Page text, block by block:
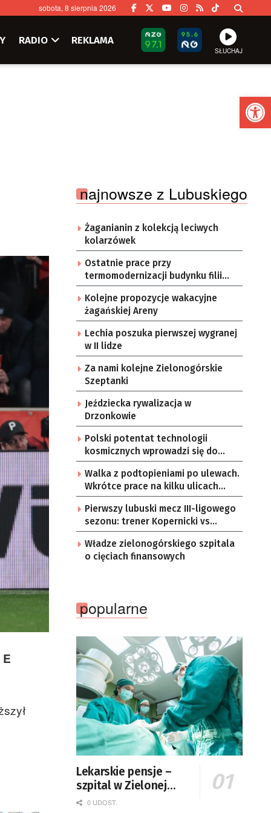
sobota, 8 sierpnia 2026
RADIO REKLAMA
SŁUCHAJ
najnowsze z Lubuskiego
Żaganianin z kolekcją leciwych
kolarzówek
Ostatnie prace przy
termomodernizacji budynku filii
przedszkola Bajka
Kolejne propozycje wakacyjne
żagańskiej Areny
Lechia poszuka pierwszej wygranej
w II lidze
Za nami kolejne Zielonogórskie
Szeptanki
Jeździecka rywalizacja w
Drzonkowie
Polski potentat technologii
kosmicznych wprowadzi się do
Zielonej Góry
Walka z podtopieniami po ulewach.
Wkrótce prace na kilku ulicach
Gorzowa
Pierwszy lubuski mecz III-ligowego
sezonu: trener Kopernicki vs
starzy znajomi
Władze zielonogórskiego szpitala
o cięciach finansowych
popularne
Lekarskie pensje –
szpital w Zielonej
Górze podaje dane
0 UDOST.